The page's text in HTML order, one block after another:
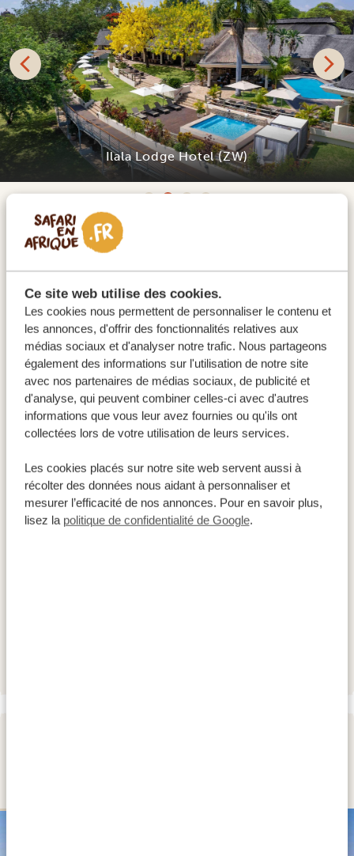
Ce site web utilise des cookies.
Les cookies nous permettent de personnaliser le contenu et
les annonces, d'offrir des fonctionnalités relatives aux
médias sociaux et d'analyser notre trafic. Nous partageons
également des informations sur l'utilisation de notre site
avec nos partenaires de médias sociaux, de publicité et
d'analyse, qui peuvent combiner celles-ci avec d'autres
informations que vous leur avez fournies ou qu'ils ont
collectées lors de votre utilisation de leurs services.
Les cookies placés sur notre site web servent aussi à
récolter des données nous aidant à personnaliser et
mesurer l’efficacité de nos annonces. Pour en savoir plus,
lisez la politique de confidentialité de Google.
Ilala Lodge Hotel (ZW)
Dès votre atterrissage à l'aéroport international de
Victoria Falls, vous ne serez qu'à quelques minutes de
d'Afrique : les chutes Victoria. Avant même que vous
ayez eu le temps de vous installer, le grondement
lointain des chutes résonne souvent dans l'air, vous
donnant un premier aperçu de ce qui vous attend.
C'est là que commence votre aventure, où vous
attendent des paysages sauvages, une faune
abondante et des expériences inoubliables.
Visite du pont historique des chutes Victoria